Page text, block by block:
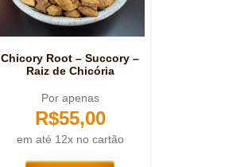
Chicory Root – Succory –
Raiz de Chicória
Por apenas
R$55,00
em até 12x no cartão